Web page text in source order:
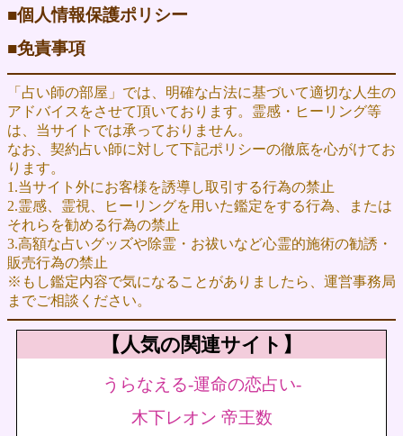
■個人情報保護ポリシー
■免責事項
「占い師の部屋」では、明確な占法に基づいて適切な人生の
アドバイスをさせて頂いております。霊感・ヒーリング等
は、当サイトでは承っておりません。
なお、契約占い師に対して下記ポリシーの徹底を心がけてお
ります。
1.当サイト外にお客様を誘導し取引する行為の禁止
2.霊感、霊視、ヒーリングを用いた鑑定をする行為、または
それらを勧める行為の禁止
3.高額な占いグッズや除霊・お祓いなど心霊的施術の勧誘・
販売行為の禁止
※もし鑑定内容で気になることがありましたら、運営事務局
までご相談ください。
【人気の関連サイト】
うらなえる-運命の恋占い-
木下レオン 帝王数